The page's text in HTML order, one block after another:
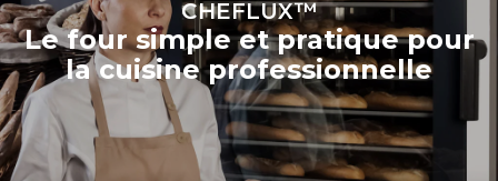
CHEFLUX™
Le four simple et pratique pour
la cuisine professionnelle